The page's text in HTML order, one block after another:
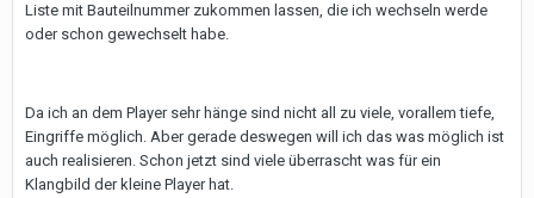
Liste mit Bauteilnummer zukommen lassen, die ich wechseln werde
oder schon gewechselt habe.
Da ich an dem Player sehr hänge sind nicht all zu viele, vorallem tiefe,
Eingriffe möglich. Aber gerade deswegen will ich das was möglich ist
auch realisieren. Schon jetzt sind viele überrascht was für ein
Klangbild der kleine Player hat.